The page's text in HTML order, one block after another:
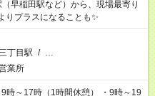
早稲田駅など）から、現場最寄り
りプラスになることも✨
丁目駅 / …
業所